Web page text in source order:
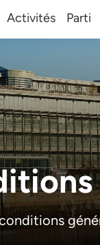
Activités Parti